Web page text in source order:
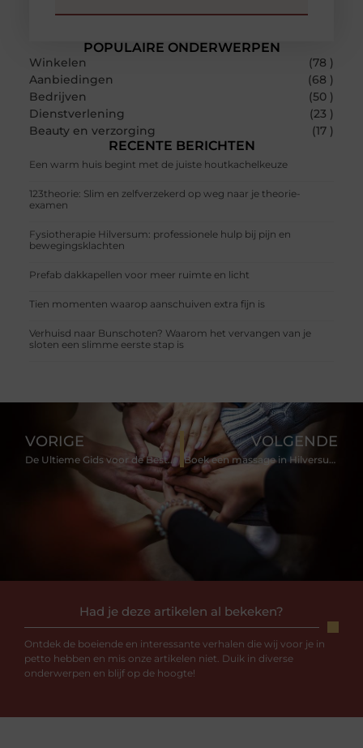
POPULAIRE ONDERWERPEN
Winkelen
(78 )
Aanbiedingen
(68 )
Bedrijven
(50 )
Dienstverlening
(23 )
Beauty en verzorging
(17 )
RECENTE BERICHTEN
Een warm huis begint met de juiste houtkachelkeuze
123theorie: Slim en zelfverzekerd op weg naar je theorie-
examen
Fysiotherapie Hilversum: professionele hulp bij pijn en
bewegingsklachten
Prefab dakkapellen voor meer ruimte en licht
Tien momenten waarop aanschuiven extra fijn is
Verhuisd naar Bunschoten? Waarom het vervangen van je
sloten een slimme eerste stap is
Had je deze artikelen al bekeken?
Ontdek de boeiende en interessante verhalen die wij voor je in
petto hebben en mis onze artikelen niet. Duik in diverse
onderwerpen en blijf op de hoogte!
VORIGE
De Ultieme Gids voor de Beste Wasstraat in Berkel en Rodenrijs
VOLGENDE
Boek een massage in Hilversum, gewoon omdat je het verdiend hebt